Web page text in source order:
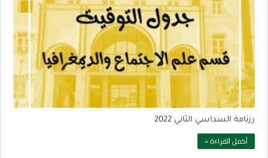
رزنامة السداسي الثاني 2022
أكمل القراءة »